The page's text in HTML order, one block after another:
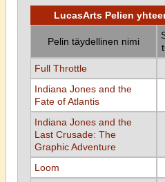
LucasArts Pelien
Pelin täydellinen nimi
Full Throttle
Indiana Jones and the
Fate of Atlantis
Indiana Jones and the
Last Crusade: The
Graphic Adventure
Loom